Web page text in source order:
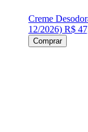
Creme
12/2026) R$
Comprar